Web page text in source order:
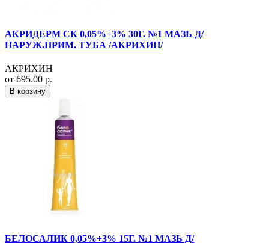
АКРИДЕРМ СК 0,05%+3% 30Г. №1 МАЗЬ Д/
НАРУЖ.ПРИМ. ТУБА /АКРИХИН/
АКРИХИН
от 695.00 р.
В корзину
БЕЛОСАЛИК 0,05%+3% 15Г. №1 МАЗЬ Д/